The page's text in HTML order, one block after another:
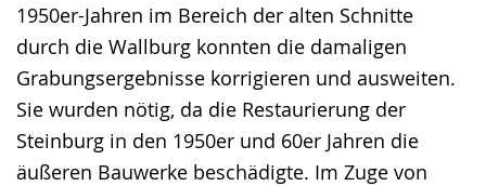
1950er-Jahren im Bereich der alten Schnitte
durch die Wallburg konnten die damaligen
Grabungsergebnisse korrigieren und ausweiten.
Sie wurden nötig, da die Restaurierung der
Steinburg in den 1950er und 60er Jahren die
äußeren Bauwerke beschädigte. Im Zuge von